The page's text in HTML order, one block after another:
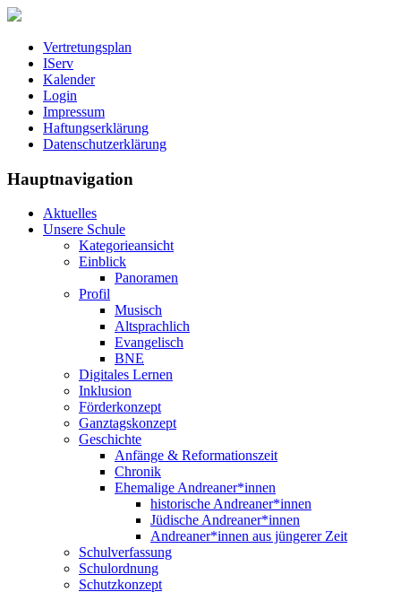
Vertretungsplan
IServ
Kalender
Login
Impressum
Haftungserklärung
Datenschutzerklärung
Hauptnavigation
Aktuelles
Unsere Schule
Kategorieansicht
Einblick
Panoramen
Profil
Musisch
Altsprachlich
Evangelisch
BNE
Digitales Lernen
Inklusion
Förderkonzept
Ganztagskonzept
Geschichte
Anfänge & Reformationszeit
Chronik
Ehemalige Andreaner*innen
historische Andreaner*innen
Jüdische Andreaner*innen
Andreaner*innen aus jüngerer Zeit
Schulverfassung
Schulordnung
Schutzkonzept